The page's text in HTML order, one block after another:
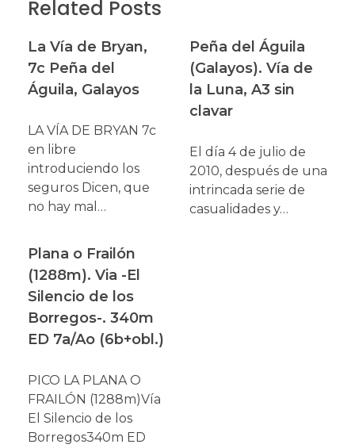
Related Posts
La Vía de Bryan,
7c Peña del
Águila, Galayos
LA VÍA DE BRYAN 7c
en libre
introduciendo los
seguros Dicen, que
no hay mal…
Peña del Águila
(Galayos). Vía de
la Luna, A3 sin
clavar
El día 4 de julio de
2010, después de una
intrincada serie de
casualidades y…
Plana o Frailón
(1288m). Via -El
Silencio de los
Borregos-. 340m
ED 7a/Ao (6b+obl.)
PICO LA PLANA O
FRAILÓN (1288m)Vía
El Silencio de los
Borregos340m ED